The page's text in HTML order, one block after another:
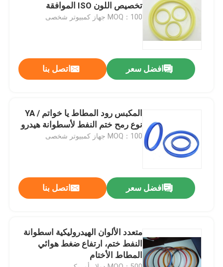
منتجات
معلومات عنا
جولة في المعمل
اتصل بنا
مطّاط زيت ختم صوف
السيارات الأختام النفط
شاحنة الأختام النفط
تخصيص اللون ISO الموافقة
MOQ：100 جهاز كمبيوتر شخصى
افضل سعر اتصل بنا
المكبس رود المطاط يا خواتم / YA
نوع رمح ختم النفط لأسطوانة هيدرو
MOQ：100 جهاز كمبيوتر شخصى
افضل سعر اتصل بنا
متعدد الألوان الهيدروليكية اسطوانة
النفط ختم، ارتفاع ضغط هوائي
المطاط الأختام